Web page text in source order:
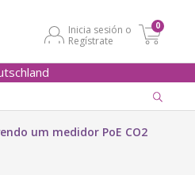
Inicia sesión o
Regístrate
0
um medidor PoE CO2